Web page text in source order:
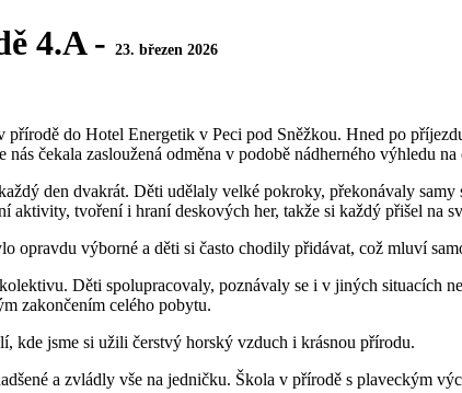
4.A - 23. březen 2026
do Hotel Energetik v Peci pod Sněžkou. Hned po
čekala zasloužená odměna v podobě nádherného výhledu
den dvakrát. Děti udělaly velké pokroky, překonávaly
tvoření i hraní deskových her, takže si každý přišel na
opravdu výborné a děti si často chodily přidávat, což mluví
Děti spolupracovaly, poznávaly se i v jiných situacích
zakončením celého pobytu.
kde jsme si užili čerstvý horský vzduch i krásnou přírodu.
a zvládly vše na jedničku. Škola v přírodě s plaveckým